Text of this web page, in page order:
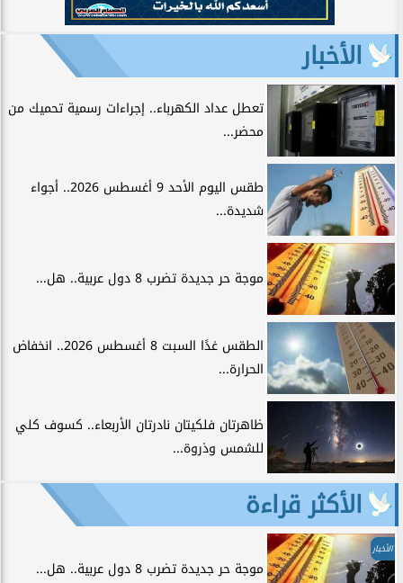
الأخبار
تعطل عداد الكهرباء.. إجراءات رسمية تحميك من
محضر...
طقس اليوم الأحد 9 أغسطس 2026.. أجواء
شديدة...
موجة حر جديدة تضرب 8 دول عربية.. هل...
الطقس غدًا السبت 8 أغسطس 2026.. انخفاض
الحرارة...
ظاهرتان فلكيتان نادرتان الأربعاء.. كسوف كلي
للشمس وذروة...
الأكثر قراءة
الأخبار
موجة حر جديدة تضرب 8 دول عربية.. هل...